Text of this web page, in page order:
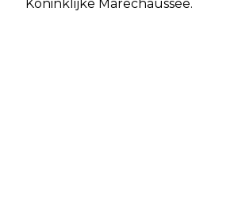
Koninklijke Marechaussee.